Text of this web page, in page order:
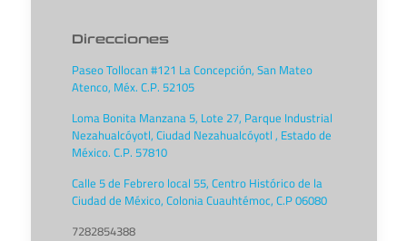
Direcciones
Paseo Tollocan #121 La Concepción, San Mateo
Atenco, Méx. C.P. 52105
Loma Bonita Manzana 5, Lote 27, Parque Industrial
Nezahualcóyotl, Ciudad Nezahualcóyotl , Estado de
México. C.P. 57810
Calle 5 de Febrero local 55, Centro Histórico de la
Ciudad de México, Colonia Cuauhtémoc, C.P 06080
7282854388